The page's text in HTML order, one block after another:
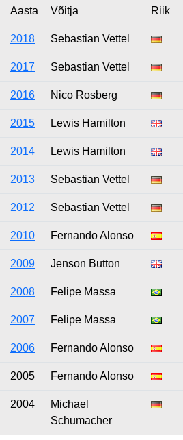
Aasta Võitja Riik
2018 Sebastian Vettel
2017 Sebastian Vettel
2016 Nico Rosberg
2015 Lewis Hamilton
2014 Lewis Hamilton
2013 Sebastian Vettel
2012 Sebastian Vettel
2010 Fernando Alonso
2009 Jenson Button
2008 Felipe Massa
2007 Felipe Massa
2006 Fernando Alonso
2005 Fernando Alonso
2004
Michael
Schumacher